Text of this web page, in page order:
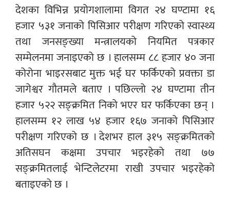
देशका विभिन्न प्रयोगशालामा विगत २४ घण्टामा १६
हजार ५३१ जनाको पिसिआर परीक्षण गरिएको स्वास्थ्य
तथा जनसङ्ख्या मन्त्रालयको नियमित पत्रकार
सम्मेलनमा जनाइएको छ । हालसम्म ८८ हजार ४० जना
कोरोना भाइरसबाट मुक्त भई घर फर्किएको प्रवक्ता डा
जागेश्वर गौतमले बताए । पछिल्लो २४ घण्टामा तीन
हजार ५२२ सङ्क्रमित निको भएर घर फर्किएका छन् ।
हालसम्म १२ लाख ५४ हजार १६७ जनाको पिसिआर
परीक्षण गरिएको छ । देशभर हाल ३१५ सङ्क्रमितको
अतिसघन कक्षमा उपचार भइरहेको तथा ७७
सङ्क्रमितलाई भेन्टिलेटरमा राखी उपचार भइरहेको
बताइएको छ ।